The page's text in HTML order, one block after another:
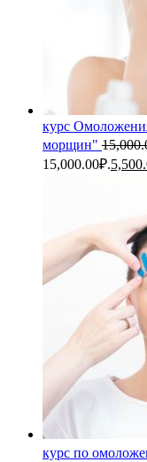
курс
морщин"
15,000.00₽.
курс по